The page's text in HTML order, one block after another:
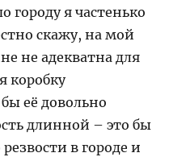
городу я частенько
скажу, на мой
не адекватна для
коробку
её довольно
длинной – это бы
в городе и